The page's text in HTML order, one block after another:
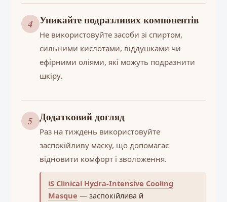
4 Уникайте подразливих компонентів
Не використовуйте засоби зі спиртом,
сильними кислотами, віддушками чи
ефірними оліями, які можуть подразнити
шкіру.
5 Додатковий догляд
Раз на тиждень використовуйте
заспокійливу маску, що допомагає
відновити комфорт і зволоження.
iS Clinical Hydra-Intensive Cooling
Masque — заспокійлива й